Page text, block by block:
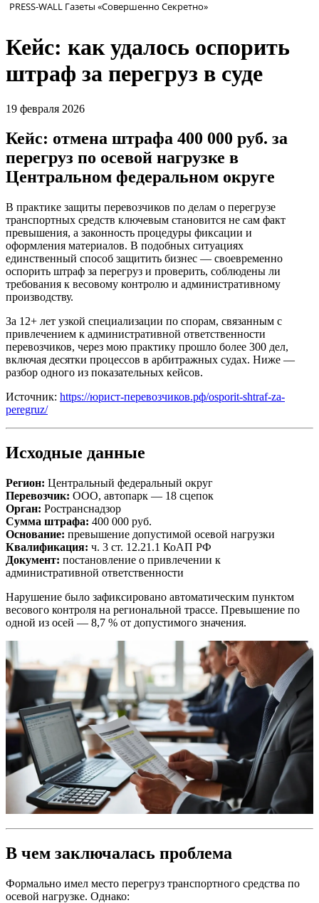
PRESS-WALL Газеты «Совершенно Секретно»
Кейс: как удалось оспорить
штраф за перегруз в суде
19 февраля 2026
Кейс: отмена штрафа 400 000 руб. за
перегруз по осевой нагрузке в
Центральном федеральном округе
В практике защиты перевозчиков по делам о перегрузе
транспортных средств ключевым становится не сам факт
превышения, а законность процедуры фиксации и
оформления материалов. В подобных ситуациях
единственный способ защитить бизнес — своевременно
оспорить штраф за перегруз и проверить, соблюдены ли
требования к весовому контролю и административному
производству.
За 12+ лет узкой специализации по спорам, связанным с
привлечением к административной ответственности
перевозчиков, через мою практику прошло более 300 дел,
включая десятки процессов в арбитражных судах. Ниже —
разбор одного из показательных кейсов.
Источник: https://юрист-перевозчиков.рф/osporit-shtraf-za-
peregruz/
Исходные данные
Регион: Центральный федеральный округ
Перевозчик: ООО, автопарк — 18 сцепок
Орган: Ространснадзор
Сумма штрафа: 400 000 руб.
Основание: превышение допустимой осевой нагрузки
Квалификация: ч. 3 ст. 12.21.1 КоАП РФ
Документ: постановление о привлечении к
административной ответственности
Нарушение было зафиксировано автоматическим пунктом
весового контроля на региональной трассе. Превышение по
одной из осей — 8,7 % от допустимого значения.
В чем заключалась проблема
Формально имел место перегруз транспортного средства по
осевой нагрузке. Однако: